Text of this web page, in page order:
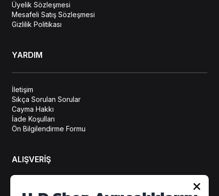
Üyelik Sözleşmesi
Mesafeli Satış Sözleşmesi
Gizlilik Politikası
YARDIM
İletişim
Sıkça Sorulan Sorular
Cayma Hakkı
İade Koşulları
Ön Bilgilendirme Formu
ALIŞVERİŞ
Hesabım